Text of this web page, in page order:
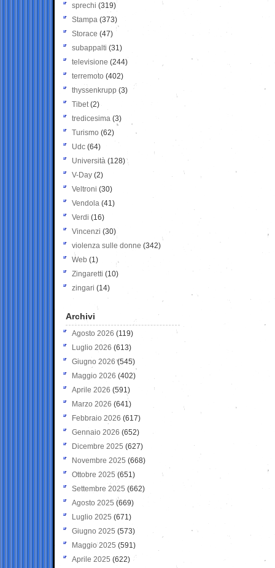
sprechi (319)
Stampa (373)
Storace (47)
subappalti (31)
televisione(244)
terremoto (402)
thyssenkrupp (3)
Tibet(2)
tredicesima (3)
Turismo (62)
Udc (64)
Università (128)
V-Day (2)
Veltroni (30)
Vendola (41)
Verdi (16)
Vincenzi (30)
violenza sulle donne (342)
Web (1)
Zingaretti (10)
zingari (14)
Archivi
Agosto 2026 (119)
Luglio 2026 (613)
Giugno 2026 (545)
Maggio 2026 (402)
Aprile 2026 (591)
Marzo 2026 (641)
Febbraio 2026 (617)
Gennaio 2026 (652)
Dicembre 2025 (627)
Novembre 2025 (668)
Ottobre 2025 (651)
Settembre 2025 (662)
Agosto 2025 (669)
Luglio 2025 (671)
Giugno 2025 (573)
Maggio 2025 (591)
Aprile 2025 (622)